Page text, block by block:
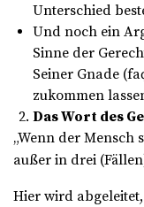
Unterschied
Und noch ein
Sinne der
Seiner Gnade
zukommen
„Wenn der Mensch
außer in drei
Hier wird